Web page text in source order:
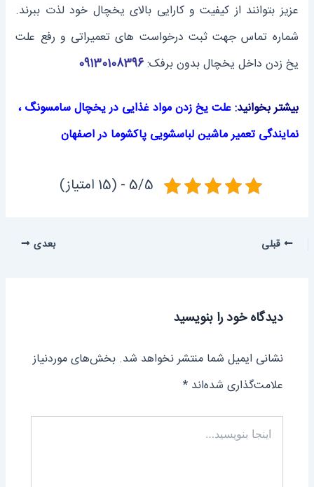
عزیز بتوانند از کیفیت و کارایی بالای یخچال خود لذت ببرند.
شماره تماس جهت ثبت درخواست های تعمیراتی و رفع علت
یخ زدن داخل یخچال بدون برفک:09130108396
بیشتر بخوانید: علت یخ زدن مواد غذایی در یخچال سامسونگ،
نمایندگی تعمیر ماشین لباسشویی پاکشوما در اصفهان
5/5 - (15 امتیاز)
قبلی بعدی
دیدگاه‌ خود را بنویسید
نشانی ایمیل شما منتشر نخواهد شد. بخش‌های موردنیاز
علامت‌گذاری شده‌اند*
اینجا